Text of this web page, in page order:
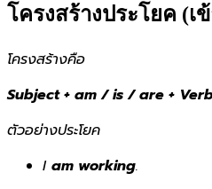
โครงสร้างประโยค (เ
โครงสร้างคือ
Subject + am / is / are +
ตัวอย่างประโยค
I am working.